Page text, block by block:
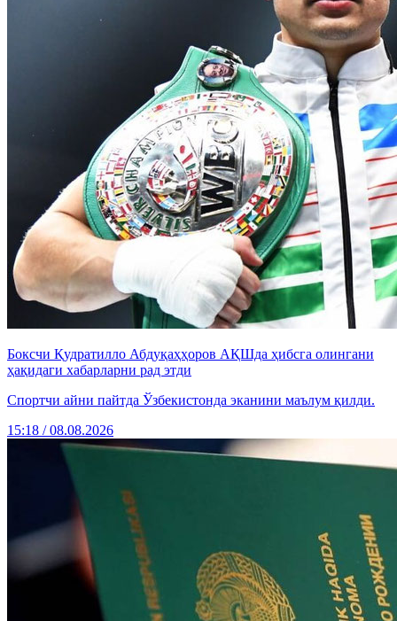
Боксчи Қудратилло Абдуқаҳҳоров АҚШда ҳибсга олингани
ҳақидаги хабарларни рад этди
Спортчи айни пайтда Ўзбекистонда эканини маълум қилди.
15:18 / 08.08.2026